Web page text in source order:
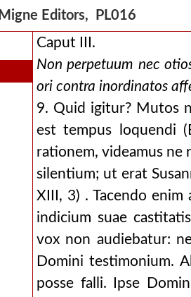
Migne Editors, PL016
Caput III.
Non perpetuum nec
ori contra inordinatos
9. Quid igitur? Mutos
est tempus loquendi
rationem, videamus ne
silentium; ut erat
XIII, 3) . Tacendo enim
indicium suae
vox non audiebatur:
Domini testimonium.
posse falli. Ipse